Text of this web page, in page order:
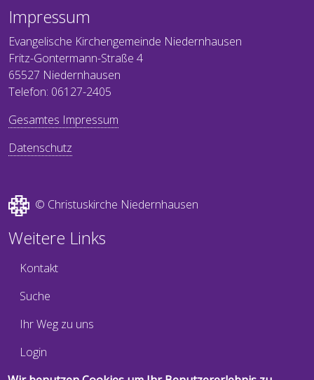
Impressum
Evangelische Kirchengemeinde Niedernhausen
Fritz-Gontermann-Straße 4
65527 Niedernhausen
Telefon: 06127-2405
Gesamtes Impressum
Datenschutz
© Christuskirche Niedernhausen
Weitere Links
Kontakt
Suche
Ihr Weg zu uns
Login